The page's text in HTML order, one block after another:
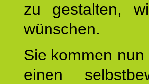
zu gestalten,
wünschen.
Sie kommen
einen